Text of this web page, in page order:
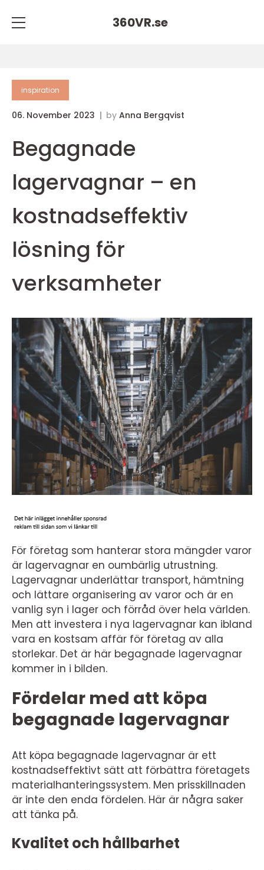
360VR.se
inspiration
06. November 2023 by Anna Bergqvist
Begagnade
lagervagnar – en
kostnadseffektiv
lösning för
verksamheter
För företag som hanterar stora mängder varor
är lagervagnar en oumbärlig utrustning.
Lagervagnar underlättar transport, hämtning
och lättare organisering av varor och är en
vanlig syn i lager och förråd över hela världen.
Men att investera i nya lagervagnar kan ibland
vara en kostsam affär för företag av alla
storlekar. Det är här begagnade lagervagnar
kommer in i bilden.
Fördelar med att köpa
begagnade lagervagnar
Att köpa begagnade lagervagnar är ett
kostnadseffektivt sätt att förbättra företagets
materialhanteringssystem. Men prisskillnaden
är inte den enda fördelen. Här är några saker
att tänka på.
Kvalitet och hållbarhet